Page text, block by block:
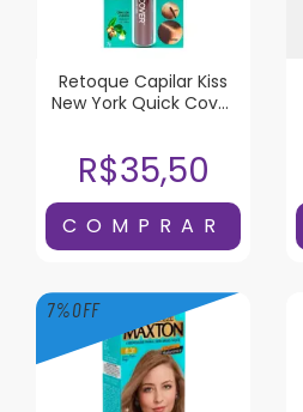
Retoque Capilar Kiss
New York Quick Cover
R$35,50
7%OFF